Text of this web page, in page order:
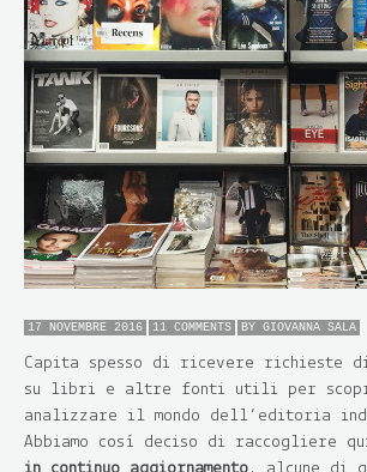
17 NOVEMBRE 2016 11 COMMENTS BY GIOVANNA SALA
Capita spesso di ricevere richieste
su libri e altre fonti utili per
analizzare il mondo dell’editoria
Abbiamo così deciso di raccogliere